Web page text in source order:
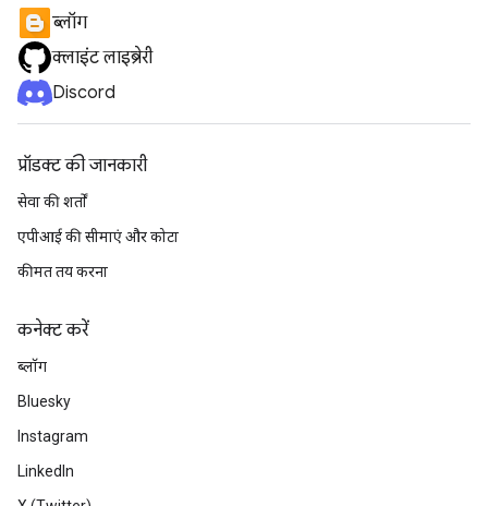
ब्लॉग
क्लाइंट लाइब्रेरी
Discord
प्रॉडक्ट की जानकारी
सेवा की शर्तों
एपीआई की सीमाएं और कोटा
कीमत तय करना
कनेक्ट करें
ब्लॉग
Bluesky
Instagram
LinkedIn